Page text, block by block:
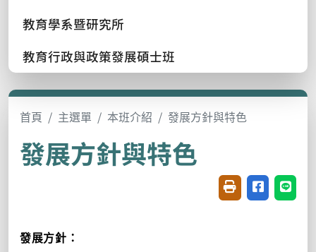
教育學系暨研究所
教育行政與政策發展碩士班
首頁 主選單 本班介紹 發展方針與特色
發展方針與特色
友善列印(開新視
分享至臉書
分享
發展方針：